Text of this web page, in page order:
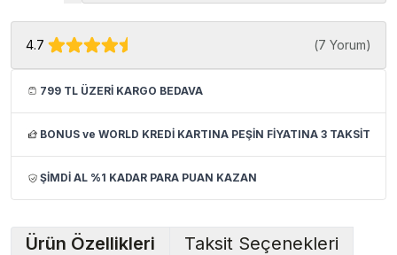
4.7 (7 Yorum)
799 TL ÜZERİ KARGO BEDAVA
BONUS ve WORLD KREDİ KARTINA PEŞİN FİYATINA 3 TAKSİT
ŞİMDİ AL %1 KADAR PARA PUAN KAZAN
Ürün Özellikleri Taksit Seçenekleri